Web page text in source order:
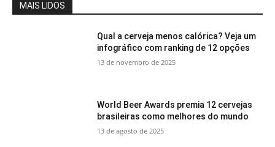
MAIS LIDOS
Qual a cerveja menos calórica? Veja um
infográfico com ranking de 12 opções
13 de novembro de 2025
World Beer Awards premia 12 cervejas
brasileiras como melhores do mundo
13 de agosto de 2025